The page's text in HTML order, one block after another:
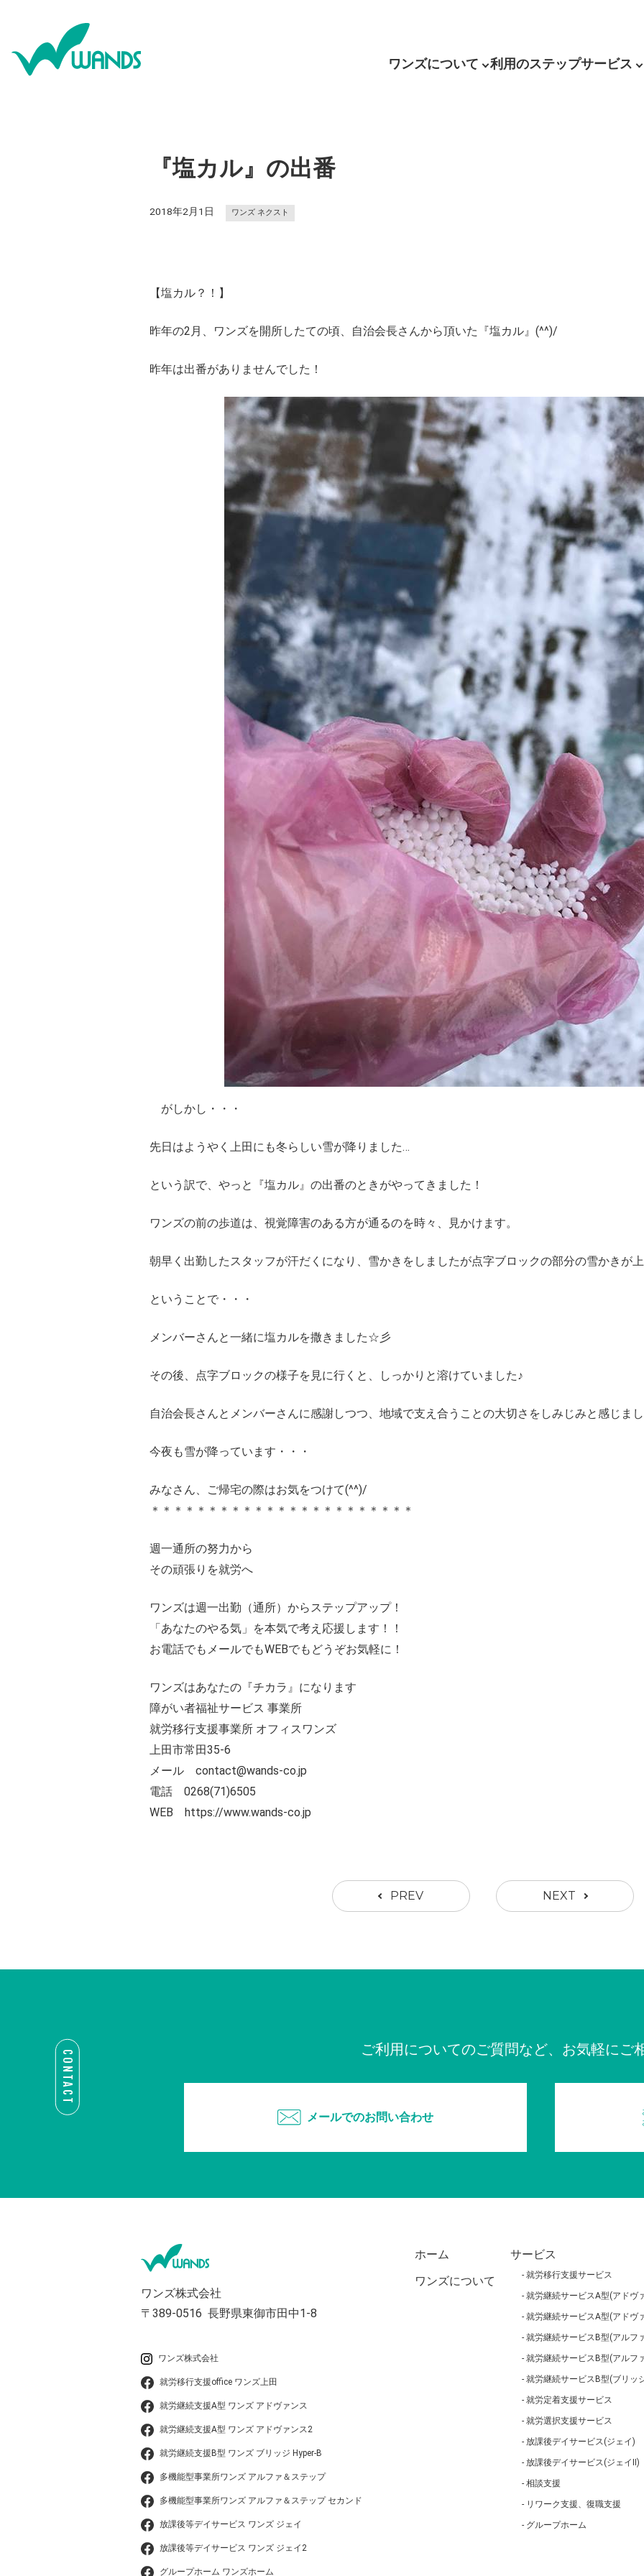
ワンズについて 利用のステップサービス
『塩カル』の出番
2018年2月1日 ワンズ ネクスト
【塩カル？！】
昨年の2月、ワンズを開所したての頃、自治会長さんから頂いた『塩カル』(^^)/
昨年は出番がありませんでした！
がしかし・・・
先日はようやく上田にも冬らしい雪が降りました…
という訳で、やっと『塩カル』の出番のときがやってきました！
ワンズの前の歩道は、視覚障害のある方が通るのを時々、見かけます。
朝早く出勤したスタッフが汗だくになり、雪かきをしましたが点字ブロックの部分の雪かきが
ということで・・・
メンバーさんと一緒に塩カルを撒きました☆彡
その後、点字ブロックの様子を見に行くと、しっかりと溶けていました♪
自治会長さんとメンバーさんに感謝しつつ、地域で支え合うことの大切さをしみじみと感じま
今夜も雪が降っています・・・
みなさん、ご帰宅の際はお気をつけて(^^)/
＊＊＊＊＊＊＊＊＊＊＊＊＊＊＊＊＊＊＊＊＊＊＊
週一通所の努力から
その頑張りを就労へ
ワンズは週一出勤（通所）からステップアップ！
「あなたのやる気」を本気で考え応援します！！
お電話でもメールでもWEBでもどうぞお気軽に！
ワンズはあなたの『チカラ』になります
障がい者福祉サービス 事業所
就労移行支援事業所 オフィスワンズ
上田市常田35-6
メール contact@wands-co.jp
電話 0268(71)6505
WEB https://www.wands-co.jp
PREV NEXT
CONTACT ご利用についてのご質問など、お気軽にご
メールでのお問い合わせ
ワンズ株式会社
〒389-0516 長野県東御市田中1-8
ワンズ株式会社
就労移行支援office ワンズ上田
就労継続支援A型 ワンズ アドヴァンス
就労継続支援A型 ワンズ アドヴァンス2
就労継続支援B型 ワンズ ブリッジ Hyper-B
多機能型事業所ワンズ アルファ＆ステップ
多機能型事業所ワンズ アルファ＆ステップ セカンド
放課後等デイサービス ワンズ ジェイ
放課後等デイサービス ワンズ ジェイ2
グループホーム ワンズホーム
ホーム
ワンズについて
サービス
就労移行支援サービス
就労継続サービスA型(アドヴ
就労継続サービスA型(アドヴ
就労継続サービスB型(アルフ
就労継続サービスB型(アルフ
就労継続サービスB型(ブリッ
就労定着支援サービス
就労選択支援サービス
放課後デイサービス(ジェイ)
放課後デイサービス(ジェイⅡ)
相談支援
リワーク支援、復職支援
グループホーム